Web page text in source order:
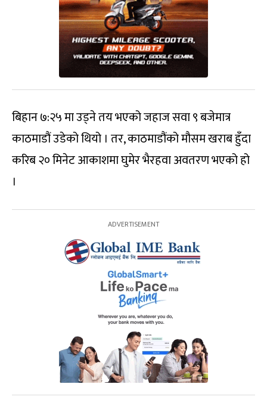
बिहान ७:२५ मा उड्ने तय भएको जहाज सवा ९ बजेमात्र
काठमाडौं उडेको थियो । तर, काठमाडौंको मौसम खराब हुँदा
करिब २० मिनेट आकाशमा घुमेर भैरहवा अवतरण भएको हो
।